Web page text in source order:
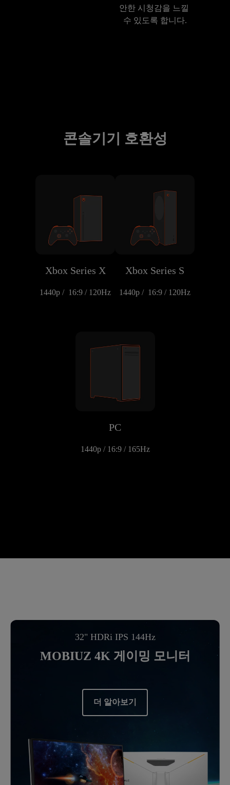
안한 시청감을 느낄
수 있도록 합니다.
콘솔기기 호환성
Xbox Series X
1440p /  16:9 / 120Hz
Xbox Series S
1440p /  16:9 / 120Hz
PC
1440p / 16:9 / 165Hz
32" HDRi IPS 144Hz
MOBIUZ 4K 게이밍 모니터
더 알아보기